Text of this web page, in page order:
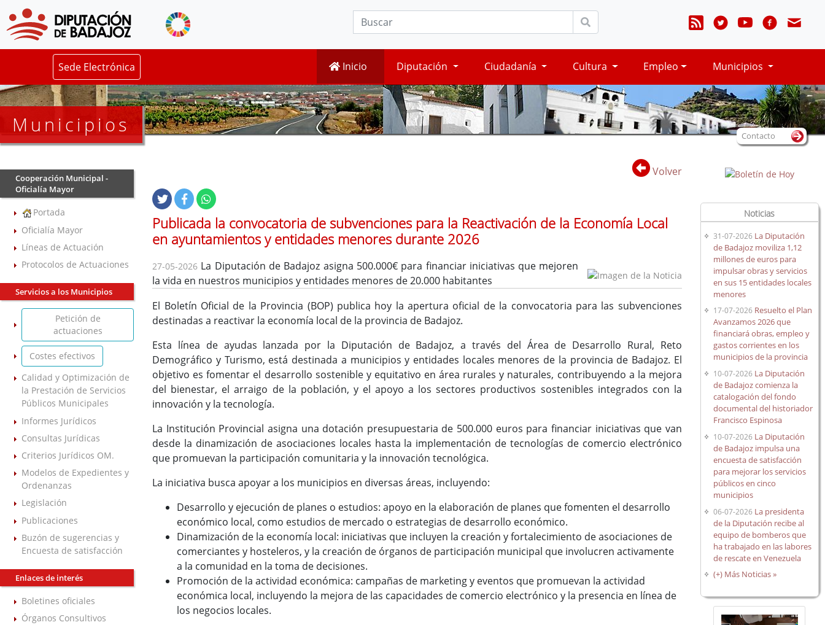
Sede Electrónica Inicio Diputación Ciudadanía Cultura Empleo Municipios
Municipios
Cooperación Municipal -
Oficialía Mayor
Portada
Oficialía Mayor
Líneas de Actuación
Protocolos de Actuaciones
Servicios a los Municipios
Petición de
actuaciones
Costes efectivos
Calidad y Optimización de
la Prestación de Servicios
Públicos Municipales
Informes Jurídicos
Consultas Jurídicas
Criterios Jurídicos OM.
Modelos de Expedientes y
Ordenanzas
Legislación
Publicaciones
Buzón de sugerencias y
Encuesta de satisfacción
Enlaces de interés
Boletines oficiales
Órganos Consultivos
Volver
Publicada la convocatoria de subvenciones para la Reactivación de la Economía Local
en ayuntamientos y entidades menores durante 2026
27-05-2026 La Diputación de Badajoz asigna 500.000€ para financiar iniciativas que mejoren
la vida en nuestros municipios y entidades menores de 20.000 habitantes
El Boletín Oficial de la Provincia (BOP) publica hoy la apertura oficial de la convocatoria para las subvenciones
destinadas a reactivar la economía local de la provincia de Badajoz.
Esta línea de ayudas lanzada por la Diputación de Badajoz, a través del Área de Desarrollo Rural, Reto
Demográfico y Turismo, está destinada a municipios y entidades locales menores de la provincia de Badajoz. El
objetivo es fomentar el desarrollo sostenible y equitativo en área rurales y naturales, contribuyendo a la mejora
del bienestar, el arraigo de la población, y el apoyo a los sectores productivos sostenibles integrados con la
innovación y la tecnología.
La Institución Provincial asigna una dotación presupuestaria de 500.000 euros para financiar iniciativas que van
desde la dinamización de asociaciones locales hasta la implementación de tecnologías de comercio electrónico
que promuevan la participación comunitaria y la innovación tecnológica.
La iniciativa busca apoyar a los municipios en diversas áreas, incluyendo:
Desarrollo y ejecución de planes o estudios: apoyo en la elaboración de planes que fomenten el desarrollo
económico local, como estudios de mercado o estrategias de desarrollo económico.
Dinamización de la economía local: iniciativas que incluyen la creación y fortalecimiento de asociaciones de
comerciantes y hosteleros, y la creación de órganos de participación municipal que involucren activamente
a la comunidad en la toma de decisiones.
Promoción de la actividad económica: campañas de marketing y eventos que promuevan la actividad
económica local, incluyendo la mejora de las capacidades de comercio electrónico y la presencia en línea de
los negocios locales.
Contacto
Noticias
31-07-2026 La Diputación
de Badajoz moviliza 1,12
millones de euros para
impulsar obras y servicios
en sus 15 entidades locales
menores
17-07-2026 Resuelto el Plan
Avanzamos 2026 que
financiará obras, empleo y
gastos corrientes en los
municipios de la provincia
10-07-2026 La Diputación
de Badajoz comienza la
catalogación del fondo
documental del historiador
Francisco Espinosa
10-07-2026 La Diputación
de Badajoz impulsa una
encuesta de satisfacción
para mejorar los servicios
públicos en cinco
municipios
06-07-2026 La presidenta
de la Diputación recibe al
equipo de bomberos que
ha trabajado en las labores
de rescate en Venezuela
(+) Más Noticias »